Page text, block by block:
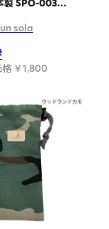
製 SPO-003
sola
￥1,800